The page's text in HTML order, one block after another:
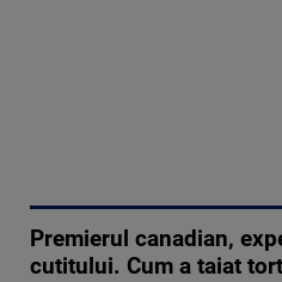
Premierul canadian,
cutitului. Cum a taiat